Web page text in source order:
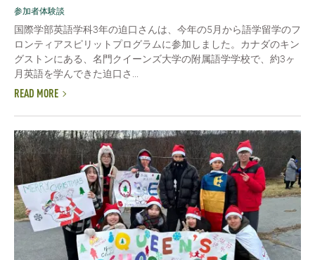
参加者体験談
国際学部英語学科3年の迫口さんは、今年の5月から語学留学のフ
ロンティアスピリットプログラムに参加しました。カナダのキン
グストンにある、名門クイーンズ大学の附属語学学校で、約3ヶ
月英語を学んできた迫口さ...
READ MORE